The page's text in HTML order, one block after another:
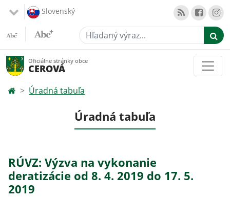
Slovenský
Hľadaný výraz...
Oficiálne stránky obce
CEROVÁ
Úradná tabuľa
Úradná tabuľa
RÚVZ: Výzva na vykonanie
deratizácie od 8. 4. 2019 do 17. 5.
2019